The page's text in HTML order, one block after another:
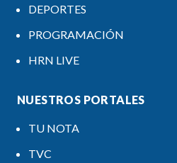
DEPORTES
PROGRAMACIÓN
HRN LIVE
NUESTROS PORTALES
TU NOTA
TVC